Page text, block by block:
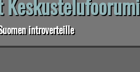
introverteille